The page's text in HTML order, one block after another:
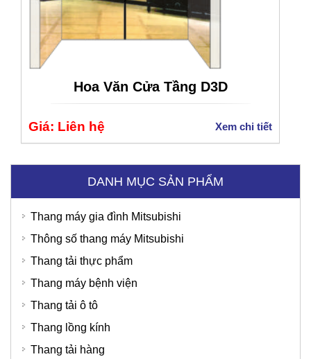
Hoa Văn Cửa Tầng D3D
Giá: Liên hệ Xem chi tiết
DANH MỤC SẢN PHẨM
Thang máy gia đình Mitsubishi
Thông số thang máy Mitsubishi
Thang tải thực phẩm
Thang máy bệnh viện
Thang tải ô tô
Thang lồng kính
Thang tải hàng